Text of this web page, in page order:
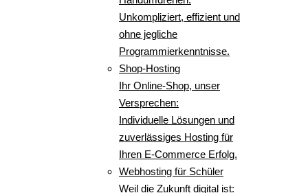
Unkompliziert, effizient und
ohne jegliche
Programmierkenntnisse.
Shop-Hosting
Ihr Online-Shop, unser
Versprechen:
Individuelle Lösungen und
zuverlässiges Hosting für
Ihren E-Commerce Erfolg.
Webhosting für Schüler
Weil die Zukunft digital ist: